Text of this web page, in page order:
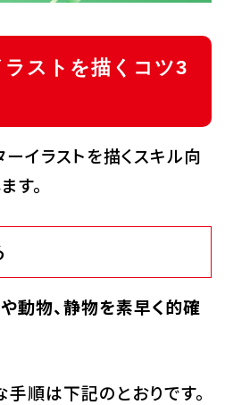
ストを描くコツ3
ーイラストを描くスキル向
す。
動物、静物を素早く的確
順は下記のとおりです。